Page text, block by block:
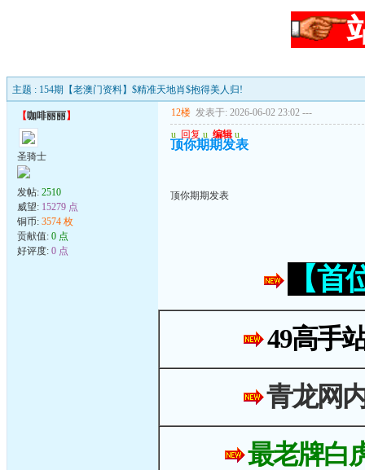
主题 : 154期【老澳门资料】$精准天地肖$抱得美人归!
【咖啡丽丽】
圣骑士
发帖: 2510
威望: 15279 点
铜币: 3574 枚
贡献值: 0 点
好评度: 0 点
12楼 发表于: 2026-06-02 23:02 ---
u 回复 u 编辑 u
顶你期期发表
顶你期期发表
【
49高手
青龙网
最老牌白